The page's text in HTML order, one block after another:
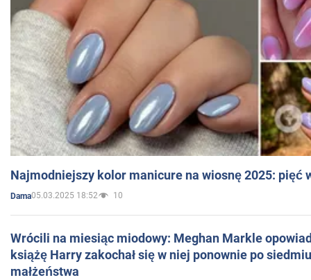
Najmodniejszy kolor manicure na wiosnę 2025: pięć
Dama05.03.2025 18:52 10
Wrócili na miesiąc miodowy: Meghan Markle
książę Harry zakochał się w niej ponownie po
małżeństwa